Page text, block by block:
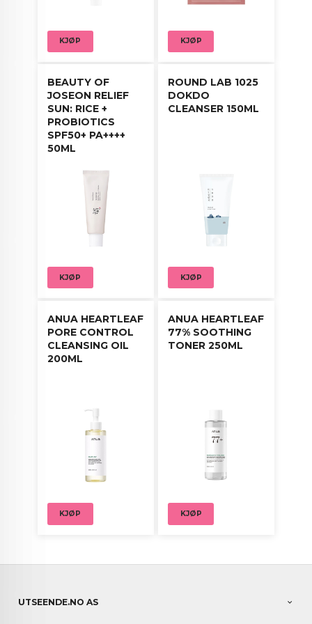
KJØP KJØP
BEAUTY OF
JOSEON RELIEF
SUN: RICE +
PROBIOTICS
SPF50+ PA++++
50ML
KJØP
ROUND LAB 1025
DOKDO
CLEANSER 150ML
KJØP
ANUA HEARTLEAF
PORE CONTROL
CLEANSING OIL
200ML
KJØP
ANUA HEARTLEAF
77% SOOTHING
TONER 250ML
KJØP
UTSEENDE.NO AS